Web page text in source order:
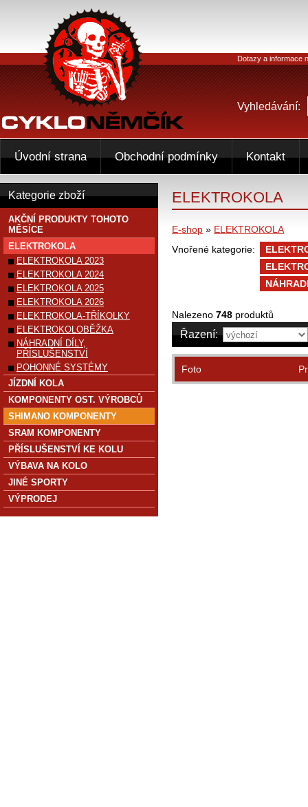
ELEKTROKOLA
E-shop » ELEKTROKOLA
Vnořené kategorie:
Nalezeno 748 produktů
Řazení:
Foto
Kategorie zboží
AKČNÍ PRODUKTY TOHOTO
MĚSÍCE
ELEKTROKOLA
ELEKTROKOLA 2023
ELEKTROKOLA 2024
ELEKTROKOLA 2025
ELEKTROKOLA 2026
ELEKTROKOLA-TŘÍKOLKY
ELEKTROKOLOBĚŽKA
NÁHRADNÍ DÍLY,
PŘÍSLUŠENSTVÍ
POHONNÉ SYSTÉMY
JÍZDNÍ KOLA
KOMPONENTY OST. VÝROBCŮ
SHIMANO KOMPONENTY
SRAM KOMPONENTY
PŘÍSLUŠENSTVÍ KE KOLU
VÝBAVA NA KOLO
JINÉ SPORTY
VÝPRODEJ
Dotazy a informace
Vyhledávání:
Úvodní strana Obchodní podmínky Kontakt